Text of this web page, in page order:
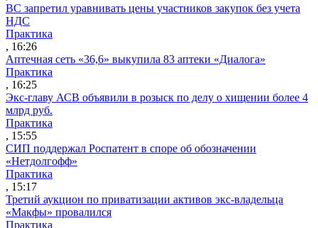
ВС запретил уравнивать цены участников закупок без учета
НДС
Практика
, 16:26
Аптечная сеть «36,6» выкупила 83 аптеки «Диалога»
Практика
, 16:25
Экс-главу АСВ объявили в розыск по делу о хищении более 4
млрд руб.
Практика
, 15:55
СИП поддержал Роспатент в споре об обозначении
«Нетдолгофф»
Практика
, 15:17
Третий аукцион по приватизации активов экс-владельца
«Макфы» провалился
Практика